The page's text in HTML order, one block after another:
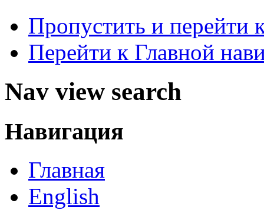
Пропустить и перейти
Перейти к Главной
Nav view search
Навигация
Главная
English